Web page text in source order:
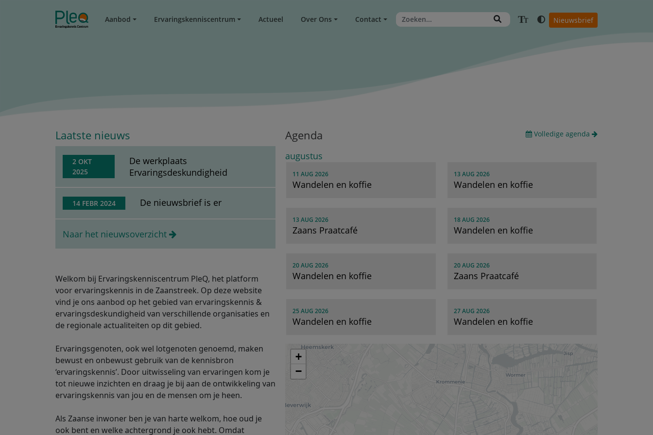
Aanbod Ervaringskenniscentrum Actueel Over Ons Contact TT Nieuwsbrief
Laatste nieuws
2 OKT
2025
De werkplaats
Ervaringsdeskundigheid
14 FEBR 2024 De nieuwsbrief is er
Naar het nieuwsoverzicht
Welkom bij Ervaringskenniscentrum PleQ, het platform
voor ervaringskennis in de Zaanstreek. Op deze website
vind je ons aanbod op het gebied van ervaringskennis &
ervaringsdeskundigheid van verschillende organisaties en
de regionale actualiteiten op dit gebied.
Ervaringsgenoten, ook wel lotgenoten genoemd, maken
bewust en onbewust gebruik van de kennisbron
‘ervaringskennis’. Door uitwisseling van ervaringen kom je
tot nieuwe inzichten en draag je bij aan de ontwikkeling van
ervaringskennis van jou en de mensen om je heen.
Als Zaanse inwoner ben je van harte welkom, hoe oud je
ook bent en welke achtergrond je ook hebt. Omdat
Volledige agenda
Agenda
augustus
11 AUG 2026
Wandelen en koffie
13 AUG 2026
Wandelen en koffie
13 AUG 2026
Zaans Praatcafé
18 AUG 2026
Wandelen en koffie
20 AUG 2026
Wandelen en koffie
20 AUG 2026
Zaans Praatcafé
25 AUG 2026
Wandelen en koffie
27 AUG 2026
Wandelen en koffie
+
−